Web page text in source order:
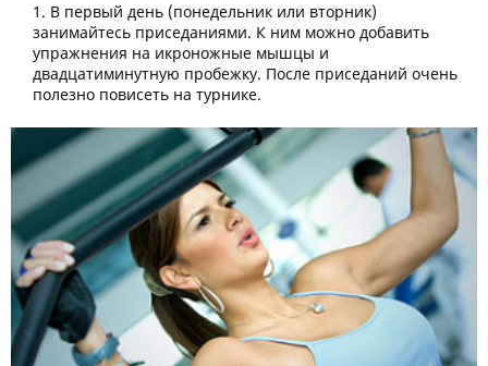
В первый день (понедельник или вторник)
занимайтесь приседаниями. К ним можно добавить
упражнения на икроножные мышцы и
двадцатиминутную пробежку. После приседаний очень
полезно повисеть на турнике.